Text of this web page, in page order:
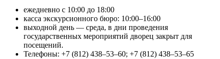
ежедневно с 10:00 до 18:00
касса экскурсионного бюро: 10:00–16:00
выходной день — среда, в дни проведения
государственных мероприятий дворец закрыт для
посещений.
Телефоны: +7 (812) 438–53–60; +7 (812) 438–53–65